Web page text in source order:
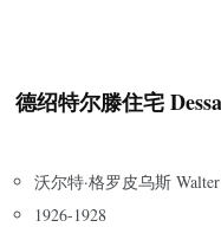
德绍特尔滕住宅
沃尔特·格罗皮乌斯
1926-1928